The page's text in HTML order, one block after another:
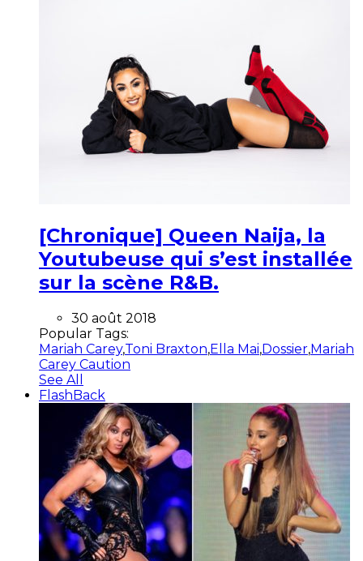
[Chronique] Queen Naija, la
Youtubeuse qui s’est installée
sur la scène R&B.
30 août 2018
Popular Tags:
Mariah Carey,Toni Braxton,Ella Mai,Dossier,Mariah
Carey Caution
See All
FlashBack